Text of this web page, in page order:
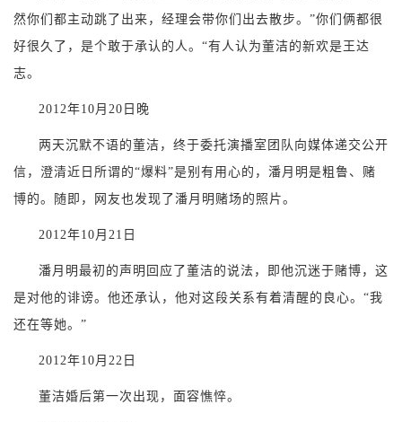
然你们都主动跳了出来，经理会带你们出去散步。”你们俩都很
好很久了，是个敢于承认的人。“有人认为董洁的新欢是王达
志。
2012年10月20日晚
两天沉默不语的董洁，终于委托演播室团队向媒体递交公开
信，澄清近日所谓的“爆料”是别有用心的，潘月明是粗鲁、赌
博的。随即，网友也发现了潘月明赌场的照片。
2012年10月21日
潘月明最初的声明回应了董洁的说法，即他沉迷于赌博，这
是对他的诽谤。他还承认，他对这段关系有着清醒的良心。“我
还在等她。”
2012年10月22日
董洁婚后第一次出现，面容憔悴。